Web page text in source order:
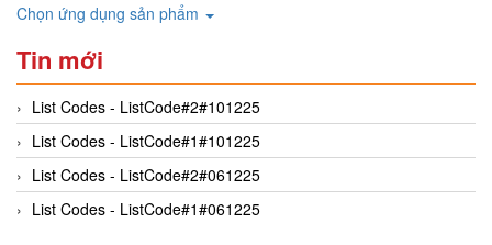
Chọn ứng dụng sản phẩm
Tin mới
List Codes - ListCode#2#101225
List Codes - ListCode#1#101225
List Codes - ListCode#2#061225
List Codes - ListCode#1#061225